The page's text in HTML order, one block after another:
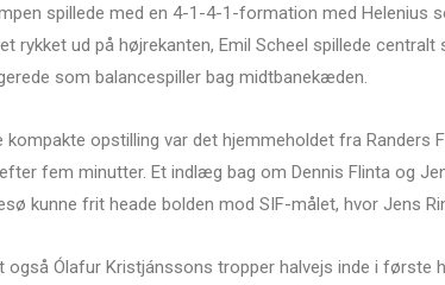
spillede med en 4-1-4-1-formation med Helenius
rykket ud på højrekanten, Emil Scheel spillede
som balancespiller bag midtbanekæden.
opstilling var det hjemmeholdet fra Randers
fem minutter. Et indlæg bag om Dennis Flinta og
kunne frit heade bolden mod SIF-målet, hvor Jens
Ólafur Kristjánssons tropper halvejs inde i første